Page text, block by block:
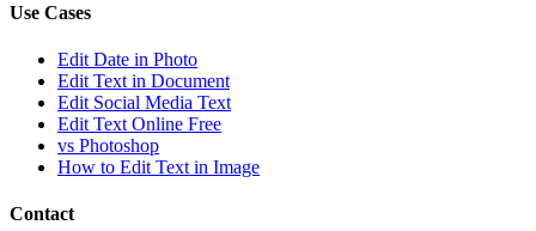
Use Cases
Edit Date in Photo
Edit Text in Document
Edit Social Media Text
Edit Text Online Free
vs Photoshop
How to Edit Text in Image
Contact